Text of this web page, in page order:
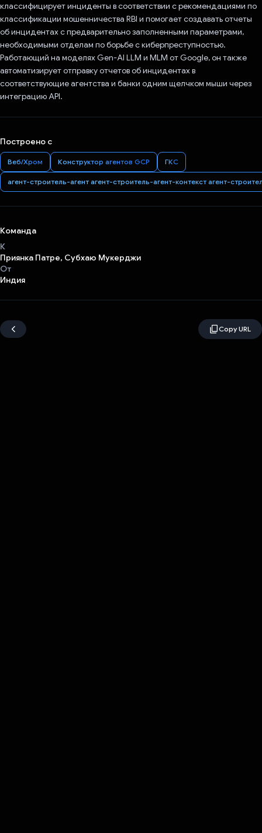
классифицирует инциденты в соответствии с рекомендациями по
классификации мошенничества RBI и помогает создавать отчеты
об инцидентах с предварительно заполненными параметрами,
необходимыми отделам по борьбе с киберпреступностью.
Работающий на моделях Gen-AI LLM и MLM от Google, он также
автоматизирует отправку отчетов об инцидентах в
соответствующие агентства и банки одним щелчком мыши через
интеграцию API.
Построено с
Веб/Хром Конструктор агентов GCP ГКС
агент-строитель-агент агент-строитель-агент-контекст агент-
Команда
К
Приянка Патре, Субхаю Мукерджи
От
Индия